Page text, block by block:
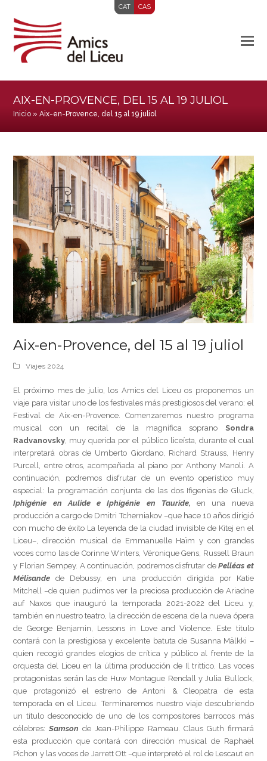
CAT CAS
AIX-EN-PROVENCE, DEL 15 AL 19 JULIOL
Inicio »Aix-en-Provence, del 15 al 19 juliol
Aix-en-Provence, del 15 al 19 juliol
Viajes 2024
El próximo mes de julio, los Amics del Liceu os proponemos un
viaje para visitar uno de los festivales más prestigiosos del verano: el
Festival de Aix-en-Provence. Comenzaremos nuestro programa
musical con un recital de la magnífica soprano Sondra
Radvanovsky, muy querida por el público liceísta, durante el cual
interpretará obras de Umberto Giordano, Richard Strauss, Henry
Purcell, entre otros, acompañada al piano por Anthony Manoli. A
continuación, podremos disfrutar de un evento operístico muy
especial: la programación conjunta de las dos Ifigenias de Gluck,
Iphigénie en Aulide e Iphigénie en Tauride, en una nueva
producción a cargo de Dmitri Tcherniakov –que hace 10 años dirigió
con mucho de éxito La leyenda de la ciudad invisible de Kitej en el
Liceu–, dirección musical de Emmanuelle Haïm y con grandes
voces como las de Corinne Winters, Véronique Gens, Russell Braun
y Florian Sempey. A continuación, podremos disfrutar dePelléas et
Mélisande de Debussy, en una producción dirigida por Katie
Mitchell –de quien pudimos ver la preciosa producción de Ariadne
auf Naxos que inauguró la temporada 2021-2022 del Liceu y,
también en nuestro teatro, la dirección de escena de la nueva ópera
de George Benjamin, Lessons in Love and Violence. Este título
contará con la prestigiosa y excelente batuta de Susanna Mälkki –
quien recogió grandes elogios de crítica y público al frente de la
orquesta del Liceu en la última producción de Il trittico. Las voces
protagonistas serán las de Huw Montague Rendall y Julia Bullock,
que protagonizó el estreno de Antoni & Cleopatra de esta
temporada en el Liceu. Terminaremos nuestro viaje descubriendo
un título desconocido de uno de los compositores barrocos más
célebres:Samson de Jean-Philippe Rameau. Claus Guth firmará
esta producción que contará con dirección musical de Raphaël
Pichon y las voces de Jarrett Ott –que interpretó el rol de Lescaut en